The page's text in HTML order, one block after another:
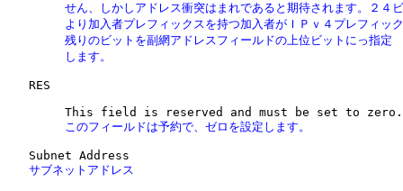
せん、しかしアドレス衝突はまれであると期待されます。２４
より加入者プレフィックスを持つ加入者がＩＰｖ４プレフィッ
        残りのビットを副網アドレスフィールドの上位ビットにっ指定
        します。
   RES
        このフィールドは予約で、ゼロを設定します。
   サブネットアドレス